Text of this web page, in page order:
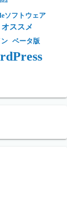
ソフトウェア
オススメ
ベータ版